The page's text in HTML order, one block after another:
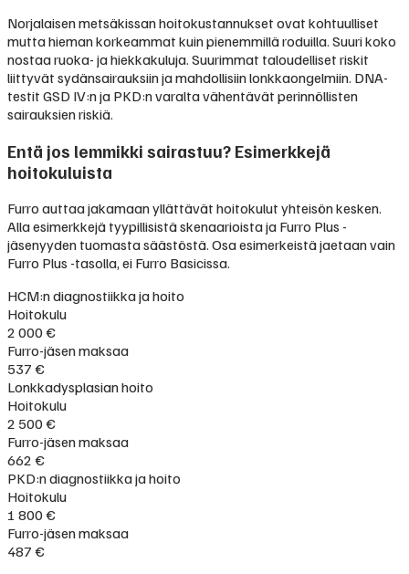
Norjalaisen metsäkissan hoitokustannukset ovat kohtuulliset
mutta hieman korkeammat kuin pienemmillä roduilla. Suuri koko
nostaa ruoka- ja hiekkakuluja. Suurimmat taloudelliset riskit
liittyvät sydänsairauksiin ja mahdollisiin lonkkaongelmiin. DNA-
testit GSD IV:n ja PKD:n varalta vähentävät perinnöllisten
sairauksien riskiä.
Entä jos lemmikki sairastuu? Esimerkkejä
hoitokuluista
Furro auttaa jakamaan yllättävät hoitokulut yhteisön kesken.
Alla esimerkkejä tyypillisistä skenaarioista ja Furro Plus -
jäsenyyden tuomasta säästöstä. Osa esimerkeistä jaetaan vain
Furro Plus -tasolla, ei Furro Basicissa.
HCM:n diagnostiikka ja hoito
Hoitokulu
2 000 €
Furro-jäsen maksaa
537 €
Lonkkadysplasian hoito
Hoitokulu
2 500 €
Furro-jäsen maksaa
662 €
PKD:n diagnostiikka ja hoito
Hoitokulu
1 800 €
Furro-jäsen maksaa
487 €